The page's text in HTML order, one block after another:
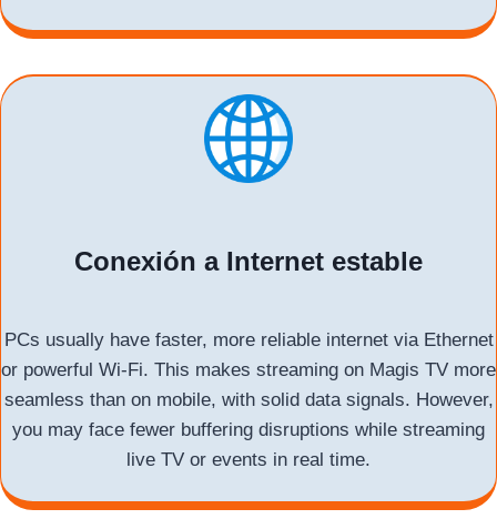
Conexión a Internet estable
PCs usually have faster, more reliable internet via Ethernet
or powerful Wi-Fi. This makes streaming on Magis TV more
seamless than on mobile, with solid data signals. However,
you may face fewer buffering disruptions while streaming
live TV or events in real time.